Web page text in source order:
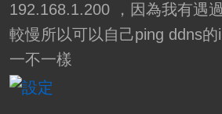
192.168.1.200 ，因為我有遇
較慢所以可以自己ping ddns
一不一樣